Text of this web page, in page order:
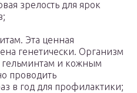
зрелость для ярок
Эта ценная
генетически. Организм
гельминтам и кожным
проводить
в год для профилактики;